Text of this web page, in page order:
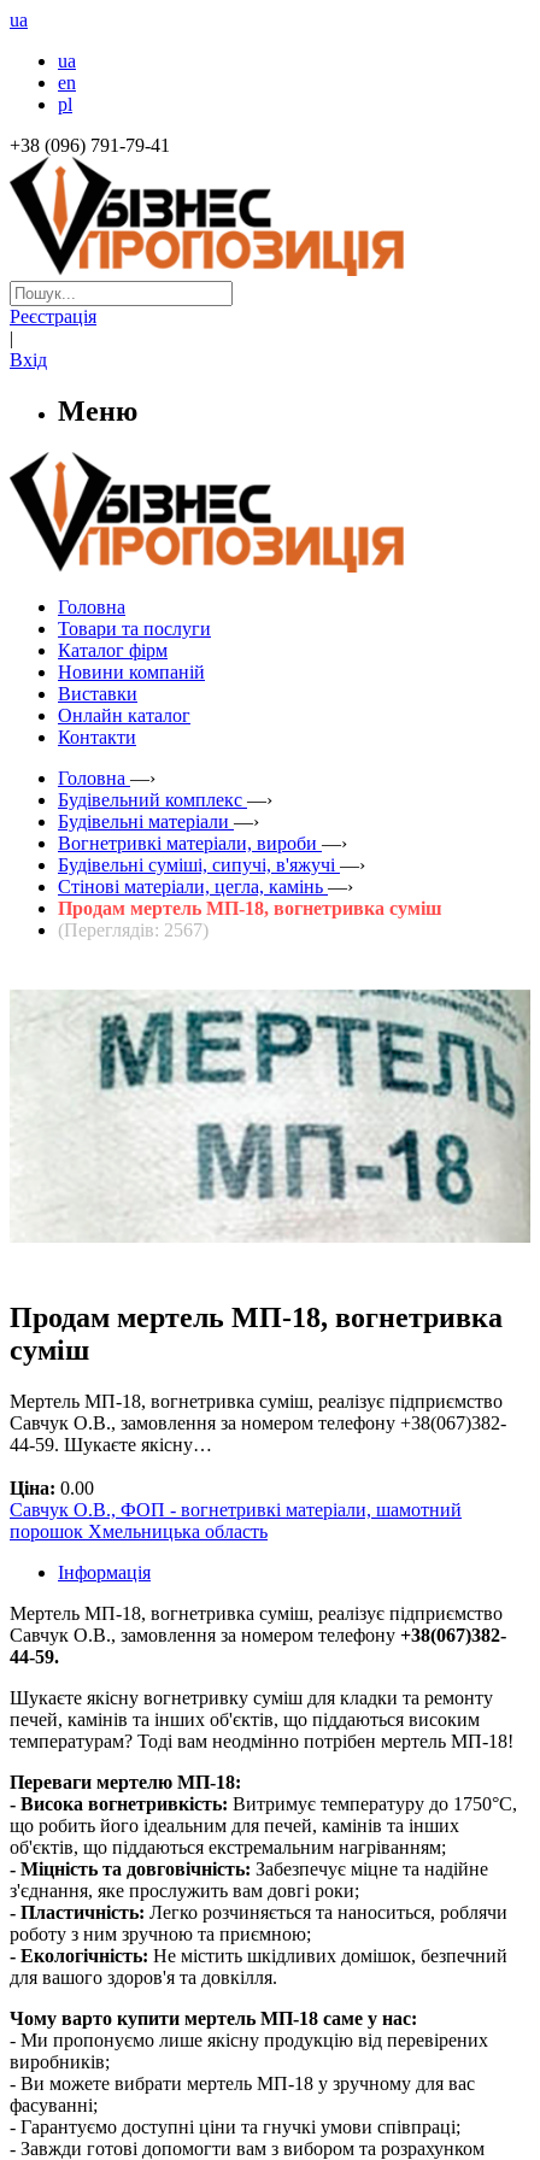
ua
ua
en
pl
+38 (096) 791-79-41
Реєстрація
|
Вхід
Меню
Головна
Товари та послуги
Каталог фірм
Новини компаній
Виставки
Онлайн каталог
Контакти
Головна —›
Будівельний комплекс —›
Будівельні матеріали —›
Вогнетривкі матеріали, вироби —›
Будівельні суміші, сипучі, в'яжучі —›
Стінові матеріали, цегла, камінь —›
Продам мертель МП-18, вогнетривка суміш
(Переглядів: 2567)
Продам мертель МП-18, вогнетривка
суміш
Мертель МП-18, вогнетривка суміш, реалізує підприємство
Савчук О.В., замовлення за номером телефону +38(067)382-
44-59. Шукаєте якісну…
Ціна: 0.00
Савчук О.В., ФОП - вогнетривкі матеріали, шамотний
порошок Хмельницька область
Інформація
Мертель МП-18, вогнетривка суміш, реалізує підприємство
Савчук О.В., замовлення за номером телефону +38(067)382-
44-59.
Шукаєте якісну вогнетривку суміш для кладки та ремонту
печей, камінів та інших об'єктів, що піддаються високим
температурам? Тоді вам неодмінно потрібен мертель МП-18!
Переваги мертелю МП-18:
- Висока вогнетривкість: Витримує температуру до 1750°C,
що робить його ідеальним для печей, камінів та інших
об'єктів, що піддаються екстремальним нагріванням;
- Міцність та довговічність: Забезпечує міцне та надійне
з'єднання, яке прослужить вам довгі роки;
- Пластичність: Легко розчиняється та наноситься, роблячи
роботу з ним зручною та приємною;
- Екологічність: Не містить шкідливих домішок, безпечний
для вашого здоров'я та довкілля.
Чому варто купити мертель МП-18 саме у нас:
- Ми пропонуємо лише якісну продукцію від перевірених
виробників;
- Ви можете вибрати мертель МП-18 у зручному для вас
фасуванні;
- Гарантуємо доступні ціни та гнучкі умови співпраці;
- Завжди готові допомогти вам з вибором та розрахунком